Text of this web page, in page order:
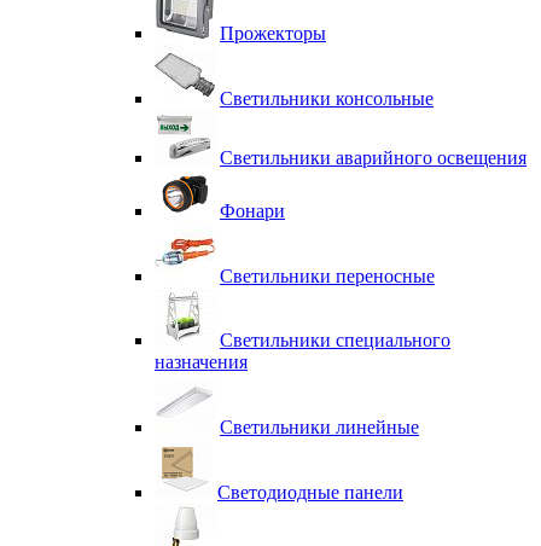
Прожекторы
Светильники консольные
Светильники аварийного освещения
Фонари
Светильники переносные
Светильники специального
назначения
Светильники линейные
Светодиодные панели